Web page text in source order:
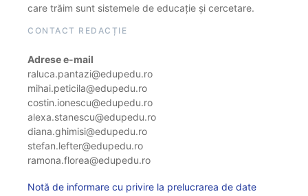
care trăim sunt sistemele de educație și cercetare.
CONTACT REDACȚIE
Adrese e-mail
raluca.pantazi@edupedu.ro
mihai.peticila@edupedu.ro
costin.ionescu@edupedu.ro
alexa.stanescu@edupedu.ro
diana.ghimisi@edupedu.ro
stefan.lefter@edupedu.ro
ramona.florea@edupedu.ro
Notă de informare cu privire la prelucrarea de date